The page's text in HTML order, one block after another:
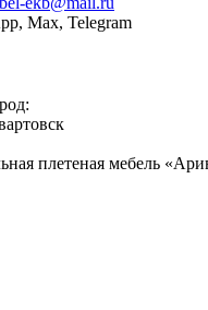
Max, Telegram
плетеная мебель